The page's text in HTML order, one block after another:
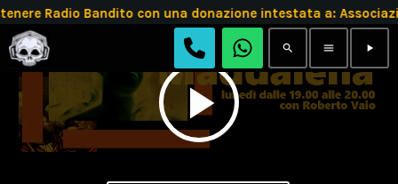
Radio Bandito con una donazione intestata a:
search menu play_arrow
play_arrow